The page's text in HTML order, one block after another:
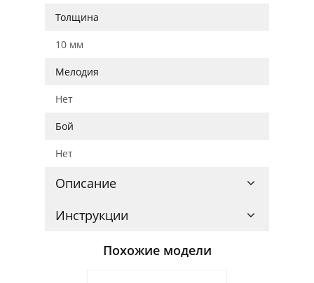
Толщина
10 мм
Мелодия
Нет
Бой
Нет
Описание
Инструкции
Похожие модели